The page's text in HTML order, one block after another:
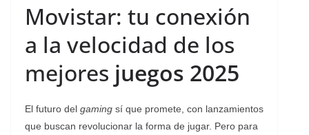
Movistar: tu conexión
a la velocidad de los
mejores juegos 2025
El futuro del gaming sí que promete, con lanzamientos
que buscan revolucionar la forma de jugar. Pero para